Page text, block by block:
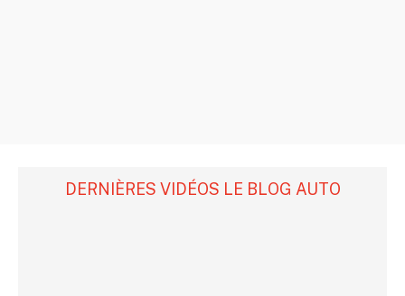
DERNIÈRES VIDÉOS LE BLOG AUTO